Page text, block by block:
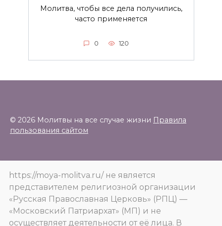
Молитва, чтобы все дела получились,
часто применяется
0 120
© 2026 Молитвы на все случае жизни Правила
пользования сайтом
https://moya-molitva.ru/ не является
представителем религиозной организации
«Русская Православная Церковь» (РПЦ) —
«Московский Патриархат» (МП) и не
осуществляет деятельности от её лица. В